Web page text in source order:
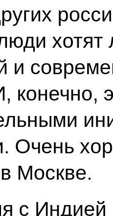
хотят
и
конечно,
Очень
Москве.
с Индией